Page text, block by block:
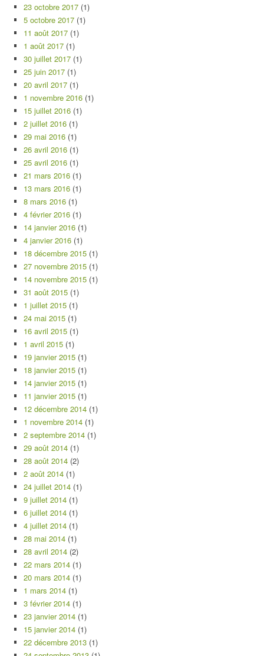
23 octobre 2017 (1)
5 octobre 2017 (1)
11 août 2017 (1)
1 août 2017 (1)
30 juillet 2017 (1)
25 juin 2017 (1)
20 avril 2017 (1)
1 novembre 2016 (1)
15 juillet 2016 (1)
2 juillet 2016 (1)
29 mai 2016 (1)
26 avril 2016 (1)
25 avril 2016 (1)
21 mars 2016 (1)
13 mars 2016 (1)
8 mars 2016 (1)
4 février 2016 (1)
14 janvier 2016 (1)
4 janvier 2016 (1)
18 décembre 2015 (1)
27 novembre 2015 (1)
14 novembre 2015 (1)
31 août 2015 (1)
1 juillet 2015 (1)
24 mai 2015 (1)
16 avril 2015 (1)
1 avril 2015 (1)
19 janvier 2015 (1)
18 janvier 2015 (1)
14 janvier 2015 (1)
11 janvier 2015 (1)
12 décembre 2014 (1)
1 novembre 2014 (1)
2 septembre 2014 (1)
29 août 2014 (1)
28 août 2014 (2)
2 août 2014 (1)
24 juillet 2014 (1)
9 juillet 2014 (1)
6 juillet 2014 (1)
4 juillet 2014 (1)
28 mai 2014 (1)
28 avril 2014 (2)
22 mars 2014 (1)
20 mars 2014 (1)
1 mars 2014 (1)
3 février 2014 (1)
23 janvier 2014 (1)
15 janvier 2014 (1)
22 décembre 2013 (1)